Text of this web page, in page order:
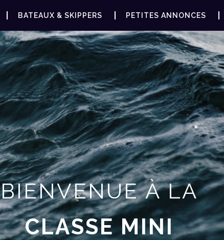
BATEAUX & SKIPPERS PETITES ANNONCES
BIENVENUE À LA
CLASSE MINI